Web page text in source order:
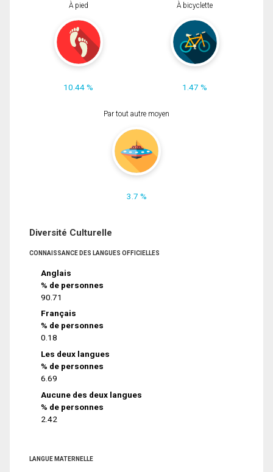
À pied
10.44 %
À bicyclette
1.47 %
Par tout autre moyen
3.7 %
Diversité Culturelle
CONNAISSANCE DES LANGUES OFFICIELLES
Anglais
% de personnes
90.71
Français
% de personnes
0.18
Les deux langues
% de personnes
6.69
Aucune des deux langues
% de personnes
2.42
LANGUE MATERNELLE